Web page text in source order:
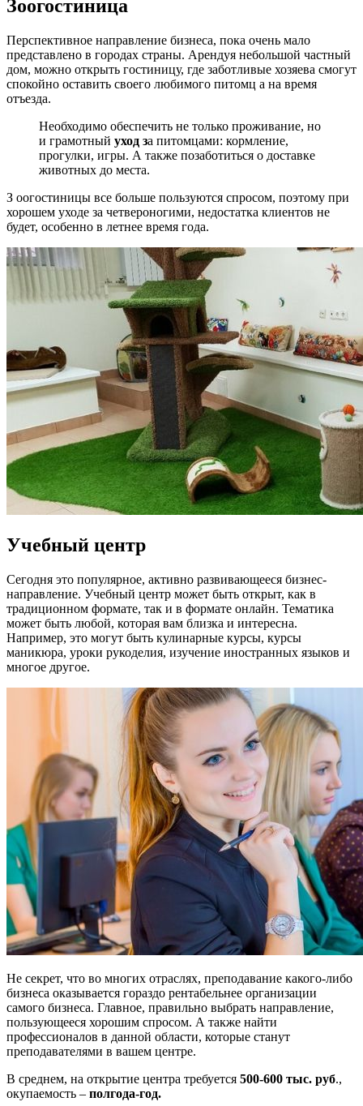
Зоогостиница
Перспективное направление бизнеса, пока очень мало
представлено в городах страны. Арендуя небольшой частный
дом, можно открыть гостиницу, где заботливые хозяева смогут
спокойно оставить своего любимого питомц а на время
отъезда.
Необходимо обеспечить не только проживание, но
и грамотный уход за питомцами: кормление,
прогулки, игры. А также позаботиться о доставке
животных до места.
З оогостиницы все больше пользуются спросом, поэтому при
хорошем уходе за четвероногими, недостатка клиентов не
будет, особенно в летнее время года.
Учебный центр
Сегодня это популярное, активно развивающееся бизнес-
направление. Учебный центр может быть открыт, как в
традиционном формате, так и в формате онлайн. Тематика
может быть любой, которая вам близка и интересна.
Например, это могут быть кулинарные курсы, курсы
маникюра, уроки рукоделия, изучение иностранных языков и
многое другое.
Не секрет, что во многих отраслях, преподавание какого-либо
бизнеса оказывается гораздо рентабельнее организации
самого бизнеса. Главное, правильно выбрать направление,
пользующееся хорошим спросом. А также найти
профессионалов в данной области, которые станут
преподавателями в вашем центре.
В среднем, на открытие центра требуется 500-600 тыс. руб.,
окупаемость – полгода-год.